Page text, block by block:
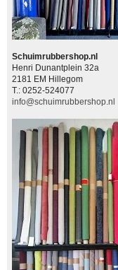
Schuimrubbershop.nl
Henri Dunantplein 32a
2181 EM Hillegom
T.: 0252-524077
info@schuimrubbershop.nl